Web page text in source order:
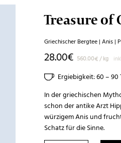
Treasure of
Griechischer Bergtee | Anis |
28.00€ 560.00€ /kg
Ergiebigkeit: 60 – 90
In der griechischen
schon der antike Arzt
würzigem Anis und
Schatz für die Sinne.